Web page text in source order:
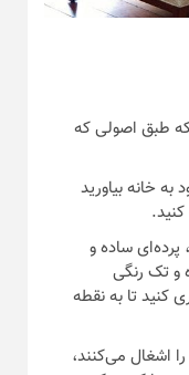
که طبق اصولی که
خانه بیاورید
ساده و
و تک رنگی
کنید تا به نقطه
اشغال می‌کنند،